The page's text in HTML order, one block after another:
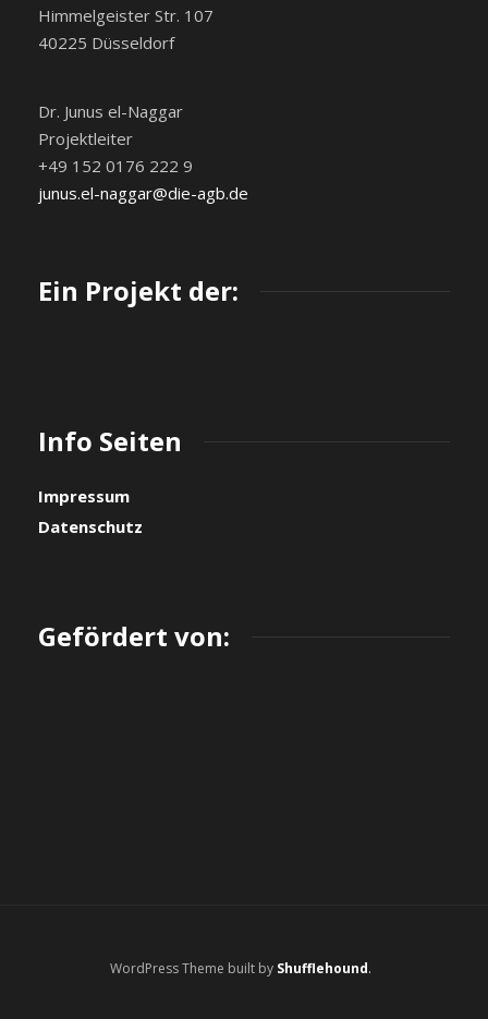
Himmelgeister Str. 107
40225 Düsseldorf
Dr. Junus el-Naggar
Projektleiter
+49 152 0176 222 9
junus.el-naggar@die-agb.de
Ein Projekt der:
Info Seiten
Impressum
Datenschutz
Gefördert von:
WordPress Theme built by Shufflehound.